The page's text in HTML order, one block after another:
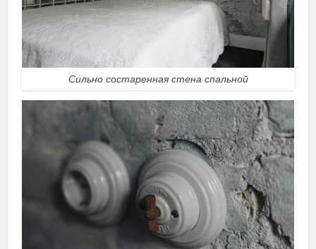
Сильно состаренная стена спальной